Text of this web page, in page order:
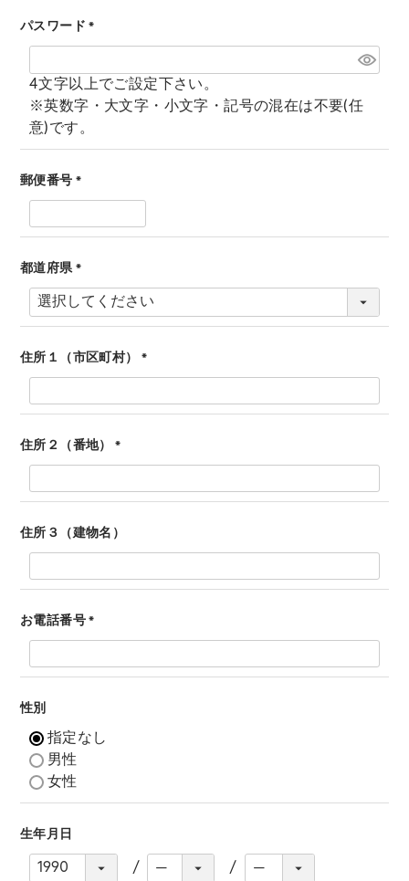
パスワード
(
須
4文字以上でご設定下さい。
※英数字・大文字・小文字・記号の混在は不要(任
意)です。
郵便番号
(
須
)
都道府県
(
必
須
)
住所１（市区町村）
(
須
住所２（番地）
(
須
)
住所３（建物名）
お電話番号
(
須
性別
指定なし
男性
女性
生年月日